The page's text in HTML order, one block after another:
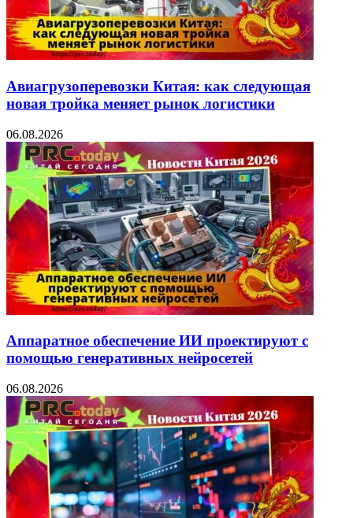
Авиагрузоперевозки Китая: как следующая
новая тройка меняет рынок логистики
06.08.2026
Аппаратное обеспечение ИИ проектируют с
помощью генеративных нейросетей
06.08.2026